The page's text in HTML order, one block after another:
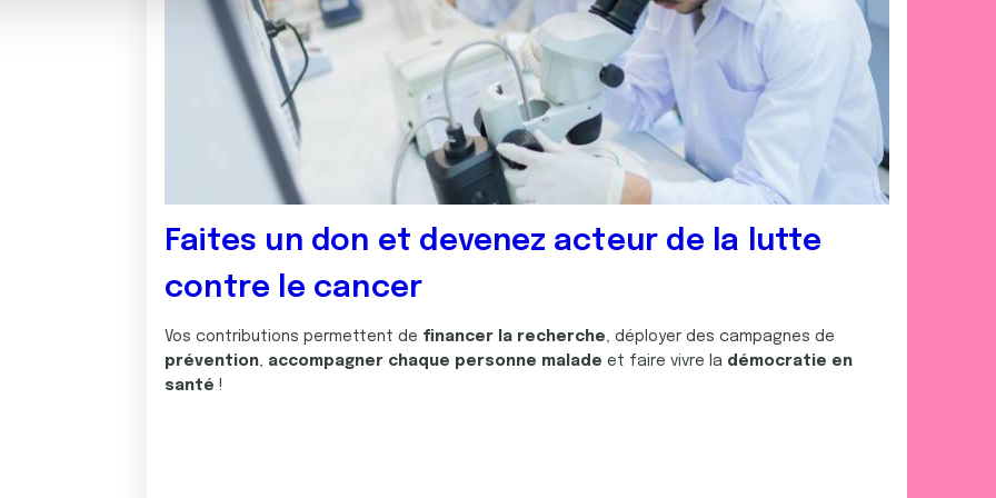
Faites un don et devenez acteur de la lutte
contre le cancer
Vos contributions permettent de financer la recherche, déployer des campagnes de
prévention, accompagner chaque personne malade et faire vivre la démocratie en
santé !